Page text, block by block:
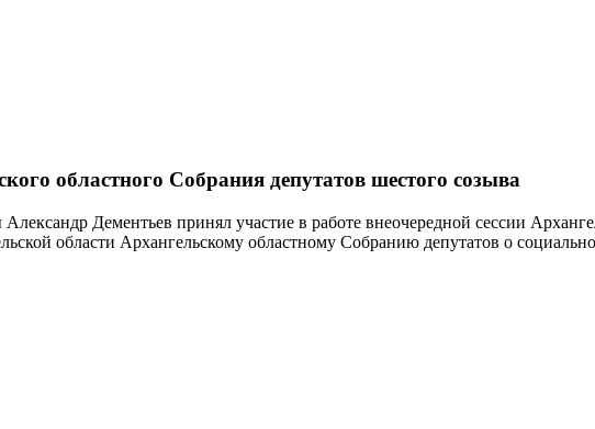
областного Собрания депутатов шестого созыва
Дементьев принял участие в работе внеочередной сессии
области Архангельскому областному Собранию депутатов о